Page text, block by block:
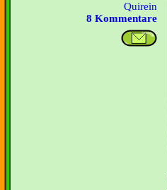
Quirein
8 Kommentare